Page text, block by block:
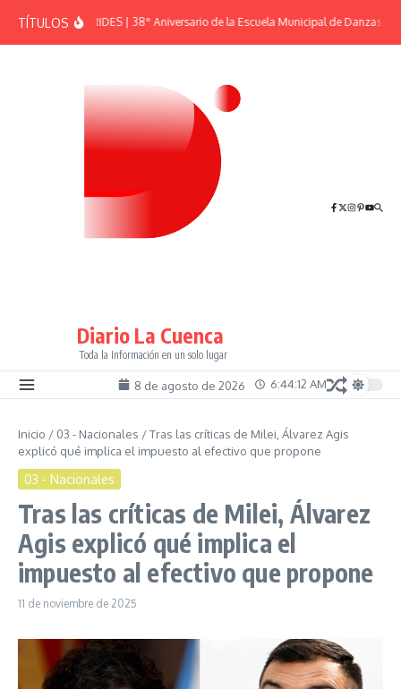
TÍTULOSEFEMÉRIDES | 38° Aniversario de la Escuela Municipal de Danzas “El
Diario La Cuenca
Toda la Información en un solo lugar
8 de agosto de 2026 6:44:12 AM
Inicio / 03 - Nacionales /Tras las críticas de Milei, Álvarez Agis
explicó qué implica el impuesto al efectivo que propone
03 - Nacionales
Tras las críticas de Milei, Álvarez
Agis explicó qué implica el
impuesto al efectivo que propone
11 de noviembre de 2025